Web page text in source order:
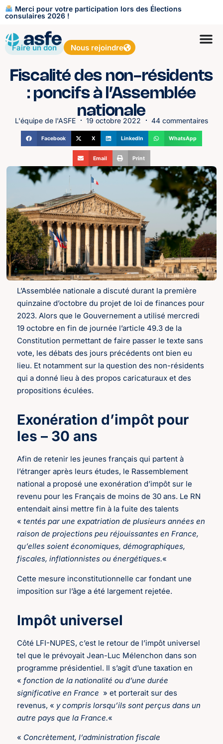
Merci pour votre participation lors des Élections
consulaires 2026 !
Faire un don Nous rejoindre
Fiscalité des non-résidents
: poncifs à l’Assemblée
nationale
L'équipe de l'ASFE 19 octobre 2022 44 commentaires
Facebook X LinkedIn WhatsApp
Email Print
L’Assemblée nationale a discuté durant la première
quinzaine d’octobre du projet de loi de finances pour
2023. Alors que le Gouvernement a utilisé mercredi
19 octobre en fin de journée l’article 49.3 de la
Constitution permettant de faire passer le texte sans
vote, les débats des jours précédents ont bien eu
lieu. Et notamment sur la question des non-résidents
qui a donné lieu à des propos caricaturaux et des
propositions éculées.
Exonération d’impôt pour
les – 30 ans
Afin de retenir les jeunes français qui partent à
l’étranger après leurs études, le Rassemblement
national a proposé une exonération d’impôt sur le
revenu pour les Français de moins de 30 ans. Le RN
entendait ainsi mettre fin à la fuite des talents
«tentés par une expatriation de plusieurs années en
raison de projections peu réjouissantes en France,
qu’elles soient économiques, démographiques,
fiscales, inflationnistes ou énergétiques.«
Cette mesure inconstitutionnelle car fondant une
imposition sur l’âge a été largement rejetée.
Impôt universel
Côté LFI-NUPES, c’est le retour de l’impôt universel
tel que le prévoyait Jean-Luc Mélenchon dans son
programme présidentiel. Il s’agit d’une taxation en
«fonction de la nationalité ou d’une durée
significative en France » et porterait sur des
revenus, « y compris lorsqu’ils sont perçus dans un
autre pays que la France.«
« Concrètement, l’administration fiscale